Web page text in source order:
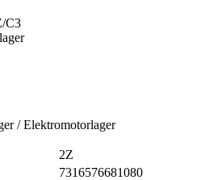
C3
/ Elektromotorlager
2Z
7316576681080